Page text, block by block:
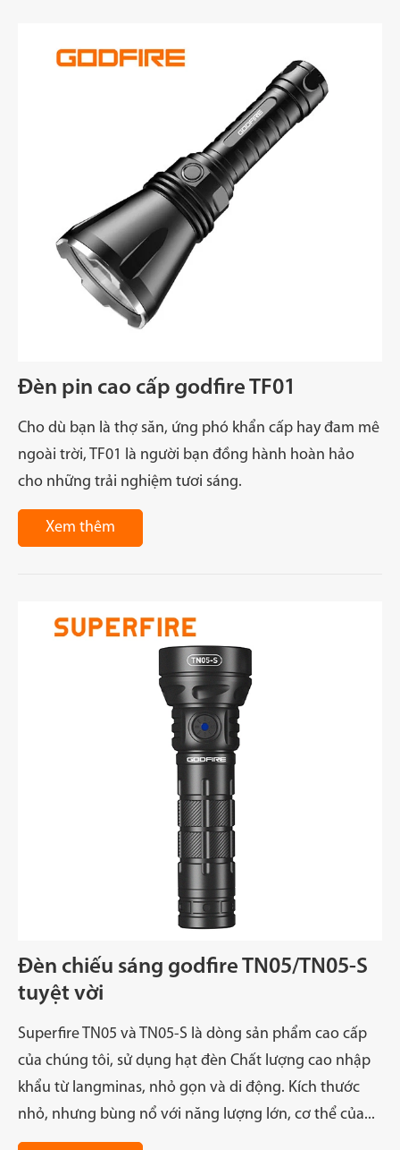
Đèn pin cao cấp godfire TF01
Cho dù bạn là thợ săn, ứng phó khẩn cấp hay đam mê
ngoài trời, TF01 là người bạn đồng hành hoàn hảo
cho những trải nghiệm tươi sáng.
Xem thêm
Đèn chiếu sáng godfire TN05/TN05-S
tuyệt vời
Superfire TN05 và TN05-S là dòng sản phẩm cao cấp
của chúng tôi, sử dụng hạt đèn Chất lượng cao nhập
khẩu từ langminas, nhỏ gọn và di động. Kích thước
nhỏ, nhưng bùng nổ với năng lượng lớn, cơ thể của...